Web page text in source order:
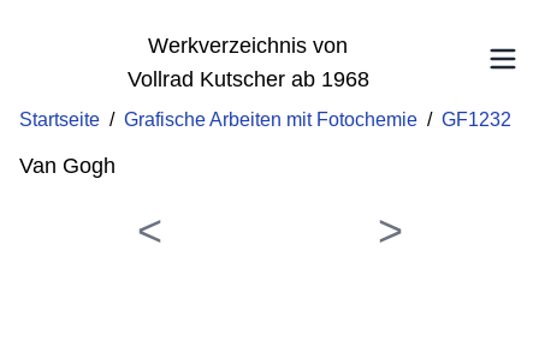
Werkverzeichnis von
Vollrad Kutscher ab 1968
Startseite / Grafische Arbeiten mit Fotochemie / GF1232
Van Gogh
< >